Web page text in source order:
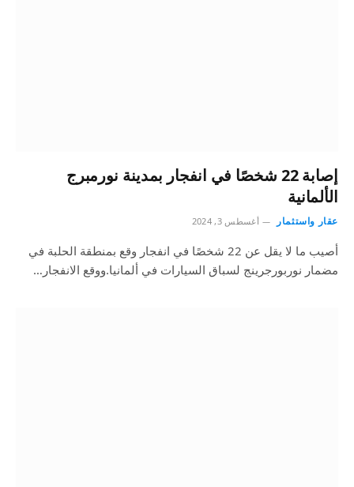
إصابة 22 شخصًا في انفجار بمدينة نورمبرج
الألمانية
عقار واستثمار أغسطس 3, 2024
أصيب ما لا يقل عن 22 شخصًا في انفجار وقع بمنطقة الحلبة في
مضمار نوربورجرينج لسباق السيارات في ألمانيا.ووقع الانفجار…